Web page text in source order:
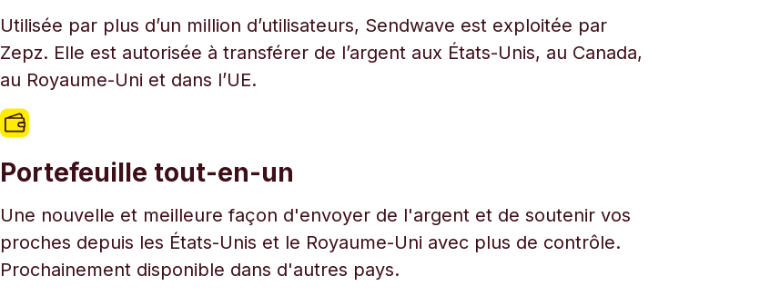
Utilisée par plus d’un million d’utilisateurs, Sendwave est exploitée par
Zepz. Elle est autorisée à transférer de l’argent aux États-Unis, au Canada,
au Royaume-Uni et dans l’UE.
Portefeuille tout-en-un
Une nouvelle et meilleure façon d'envoyer de l'argent et de soutenir vos
proches depuis les États-Unis et le Royaume-Uni avec plus de contrôle.
Prochainement disponible dans d'autres pays.